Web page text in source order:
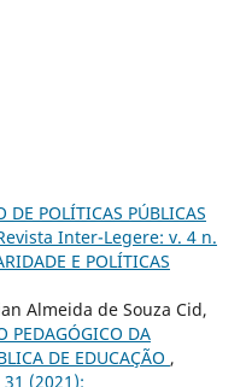
DE POLÍTICAS PÚBLICAS
Inter-Legere: v. 4 n.
E POLÍTICAS
Almeida de Souza Cid,
PEDAGÓGICO DA
DE EDUCAÇÃO ,
(2021):